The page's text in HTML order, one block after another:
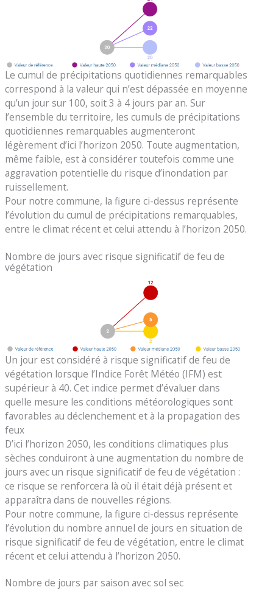
Le cumul de précipitations quotidiennes remarquables
correspond à la valeur qui n’est dépassée en moyenne
qu’un jour sur 100, soit 3 à 4 jours par an. Sur
l’ensemble du territoire, les cumuls de précipitations
quotidiennes remarquables augmenteront
légèrement d’ici l’horizon 2050. Toute augmentation,
même faible, est à considérer toutefois comme une
aggravation potentielle du risque d’inondation par
ruissellement.
Pour notre commune, la figure ci-dessus représente
l’évolution du cumul de précipitations remarquables,
entre le climat récent et celui attendu à l’horizon 2050.
Nombre de jours avec risque significatif de feu de
végétation
Un jour est considéré à risque significatif de feu de
végétation lorsque l’Indice Forêt Météo (IFM) est
supérieur à 40. Cet indice permet d’évaluer dans
quelle mesure les conditions météorologiques sont
favorables au déclenchement et à la propagation des
feux
D’ici l’horizon 2050, les conditions climatiques plus
sèches conduiront à une augmentation du nombre de
jours avec un risque significatif de feu de végétation :
ce risque se renforcera là où il était déjà présent et
apparaîtra dans de nouvelles régions.
Pour notre commune, la figure ci-dessus représente
l’évolution du nombre annuel de jours en situation de
risque significatif de feu de végétation, entre le climat
récent et celui attendu à l’horizon 2050.
Nombre de jours par saison avec sol sec